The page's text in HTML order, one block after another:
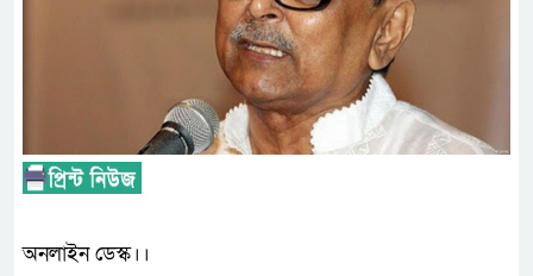
অনলাইন ডেস্ক।।